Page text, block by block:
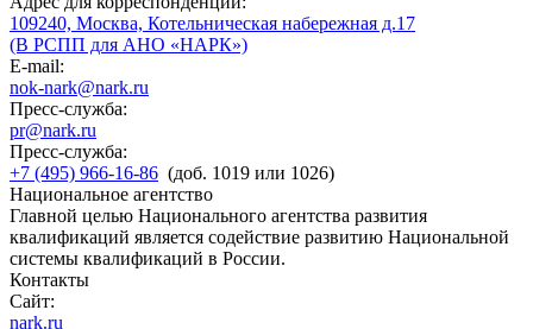
109240, Москва, Котельническая набережная д.17
(В РСПП для АНО «НАРК»)
E-mail:
nok-nark@nark.ru
Пресс-служба:
pr@nark.ru
Пресс-служба:
+7 (495) 966-16-86 (доб. 1019 или 1026)
Национальное агентство
Главной целью Национального агентства развития
квалификаций является содействие развитию Национальной
системы квалификаций в России.
Контакты
Сайт:
nark.ru